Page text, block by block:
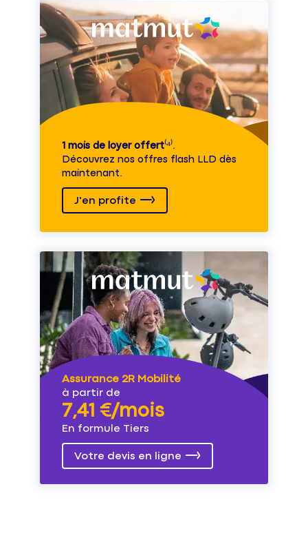
1 mois de loyer offert⁽⁴⁾.
Découvrez nos offres flash LLD dès
maintenant.
J'en profite
Assurance 2R Mobilité
à partir de
7,41 €/mois
En formule Tiers
Votre devis en ligne